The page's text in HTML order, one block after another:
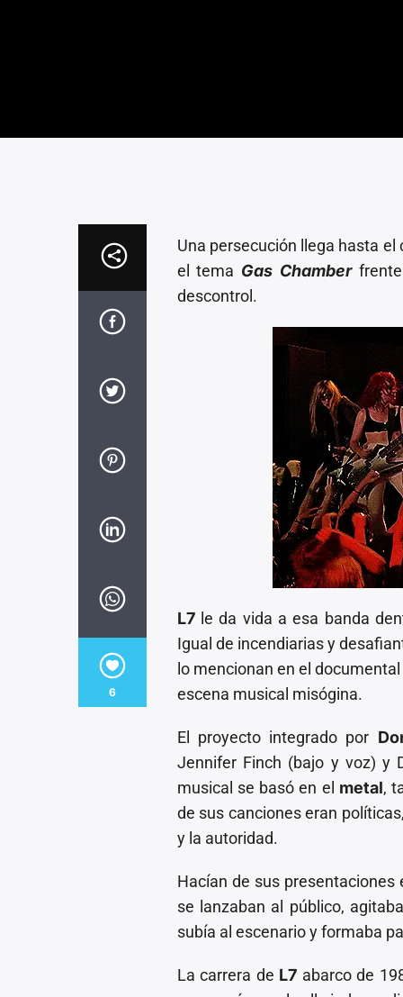
6
Una persecución llega hasta
el tema Gas Chamber
descontrol.
L7le da vida a esa banda
Igual de incendiarias y
lo mencionan en el
escena musical misógina.
El proyecto integrado por
Jennifer Finch (bajo y voz) y
musical se basó en el metal,
de sus canciones eran
y la autoridad.
Hacían de sus
se lanzaban al público,
subía al escenario y formaba
La carrera de L7 abarco de